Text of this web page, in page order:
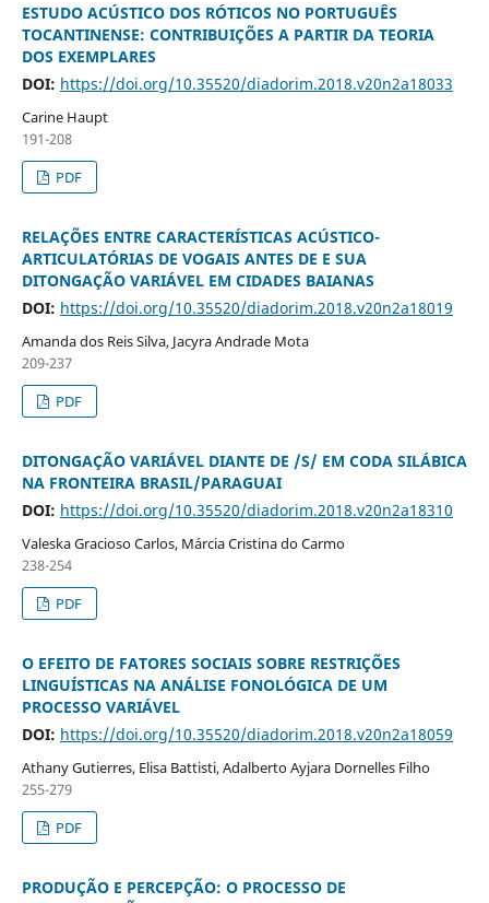
ESTUDO ACÚSTICO DOS RÓTICOS NO PORTUGUÊS
TOCANTINENSE: CONTRIBUIÇÕES A PARTIR DA TEORIA
DOS EXEMPLARES
DOI: https://doi.org/10.35520/diadorim.2018.v20n2a18033
Carine Haupt
191-208
PDF
RELAÇÕES ENTRE CARACTERÍSTICAS ACÚSTICO-
ARTICULATÓRIAS DE VOGAIS ANTES DE E SUA
DITONGAÇÃO VARIÁVEL EM CIDADES BAIANAS
DOI: https://doi.org/10.35520/diadorim.2018.v20n2a18019
Amanda dos Reis Silva, Jacyra Andrade Mota
209-237
PDF
DITONGAÇÃO VARIÁVEL DIANTE DE /S/ EM CODA SILÁBICA
NA FRONTEIRA BRASIL/PARAGUAI
DOI: https://doi.org/10.35520/diadorim.2018.v20n2a18310
Valeska Gracioso Carlos, Márcia Cristina do Carmo
238-254
PDF
O EFEITO DE FATORES SOCIAIS SOBRE RESTRIÇÕES
LINGUÍSTICAS NA ANÁLISE FONOLÓGICA DE UM
PROCESSO VARIÁVEL
DOI: https://doi.org/10.35520/diadorim.2018.v20n2a18059
Athany Gutierres, Elisa Battisti, Adalberto Ayjara Dornelles Filho
255-279
PDF
PRODUÇÃO E PERCEPÇÃO: O PROCESSO DE